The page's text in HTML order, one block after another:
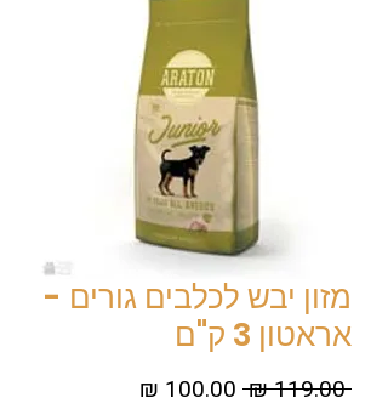
מזון יבש לכלבים גורים -
אראטון 3 ק"ם
‏119.00 ‏₪
מחיר